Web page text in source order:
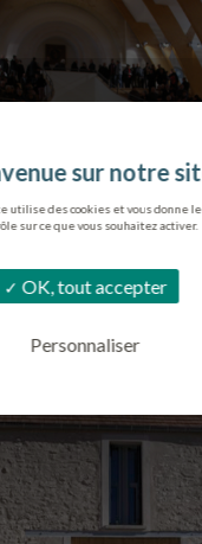
utilise des cookies et vous donne le
sur ce que vous souhaitez activer.
OK, tout accepter
Personnaliser